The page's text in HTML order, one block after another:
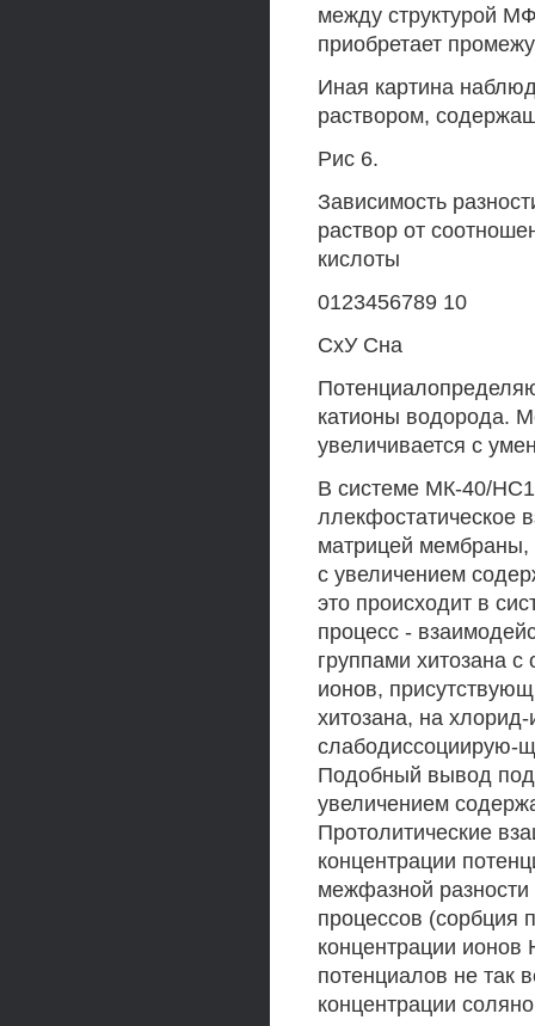
между структурой
приобретает
Иная картина
раствором,
Рис 6.
Зависимость
раствор от
кислоты
0123456789 10
СхУ Сна
катионы водорода.
увеличивается с
В системе МК-40/
ллекфостатическое
матрицей мембраны,
с увеличением
это происходит в
процесс -
группами хитозана
ионов,
хитозана, на
слабодиссоциирую-
Подобный вывод
увеличением
Протолитические
концентрации
межфазной разности
процессов (сорбция
концентрации
потенциалов не так
концентрации